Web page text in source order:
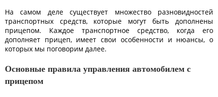
На самом деле существует множество разновидностей
транспортных средств, которые могут быть дополнены
прицепом. Каждое транспортное средство, когда его
дополняет прицеп, имеет свои особенности и нюансы, о
которых мы поговорим далее.
Основные правила управления автомобилем с
прицепом